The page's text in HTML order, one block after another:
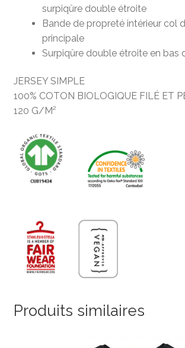
surpiqûre double étroite
Bande de propreté intérieur col
principale
Surpiqûre double étroite en bas
JERSEY SIMPLE
100% COTON BIOLOGIQUE FILÉ ET
120 G/M²
Produits similaires